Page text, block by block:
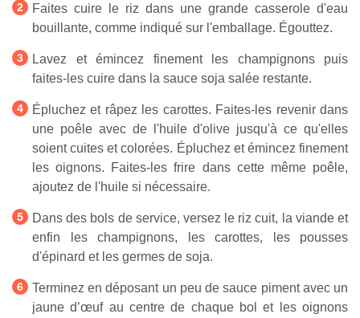
Faites cuire le riz dans une grande casserole d'eau
bouillante, comme indiqué sur l'emballage. Égouttez.
Lavez et émincez finement les champignons puis
faites-les cuire dans la sauce soja salée restante.
Épluchez et râpez les carottes. Faites-les revenir dans
une poêle avec de l'huile d'olive jusqu'à ce qu'elles
soient cuites et colorées. Épluchez et émincez finement
les oignons. Faites-les frire dans cette même poêle,
ajoutez de l'huile si nécessaire.
Dans des bols de service, versez le riz cuit, la viande et
enfin les champignons, les carottes, les pousses
d'épinard et les germes de soja.
Terminez en déposant un peu de sauce piment avec un
jaune d’œuf au centre de chaque bol et les oignons